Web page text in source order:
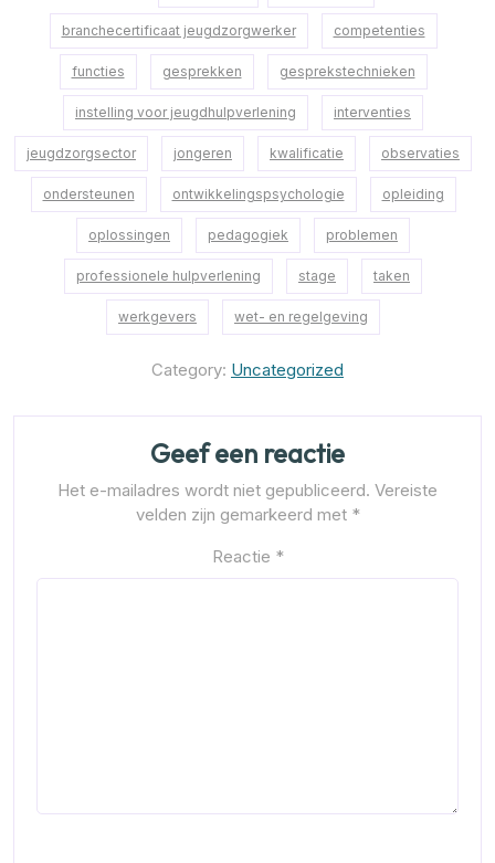
branchecertificaat jeugdzorgwerker competenties
functies gesprekken gesprekstechnieken
instelling voor jeugdhulpverlening interventies
jeugdzorgsector jongeren kwalificatie observaties
ondersteunen ontwikkelingspsychologie opleiding
oplossingen pedagogiek problemen
professionele hulpverlening stage taken
werkgevers wet- en regelgeving
Category: Uncategorized
Geef een reactie
Het e-mailadres wordt niet gepubliceerd. Vereiste
velden zijn gemarkeerd met *
Reactie *